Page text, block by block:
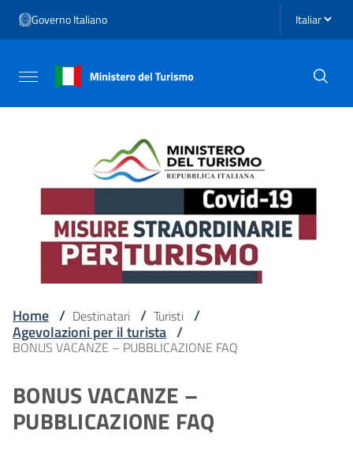
Vai al menu di navigazione
Vai al footer
Governo Italiano Seleziona
Attiva / disattiva la navigazione
Home / Destinatari / Turisti /
Agevolazioni per il turista /
BONUS VACANZE – PUBBLICAZIONE FAQ
BONUS VACANZE –
PUBBLICAZIONE FAQ